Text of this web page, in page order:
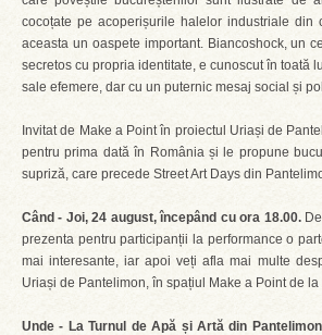
cocoțate pe acoperișurile halelor industriale din
aceasta un oaspete important. Biancoshock, un
secretos cu propria identitate, e cunoscut în toată
sale efemere, dar cu un puternic mesaj social și
Invitat de Make a Point în proiectul Uriași de
pentru prima dată în România și le propune
supriză, care precede Street Art Days din
Când - Joi, 24 august, începând cu ora 18.00.
prezenta pentru participanții la performance o
mai interesante, iar apoi veți afla mai multe
Uriași de Pantelimon, în spațiul Make a Point de
Unde - La Turnul de Apă și Artă din Pantelimon